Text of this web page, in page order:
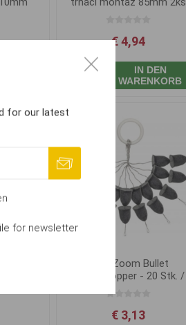
€ 4,94
i
IN DEN
WARENKORB
Carp Zoom Bullet
Posenstopper - 20 Stk. /
€ 3,13
for our latest
for newsletter